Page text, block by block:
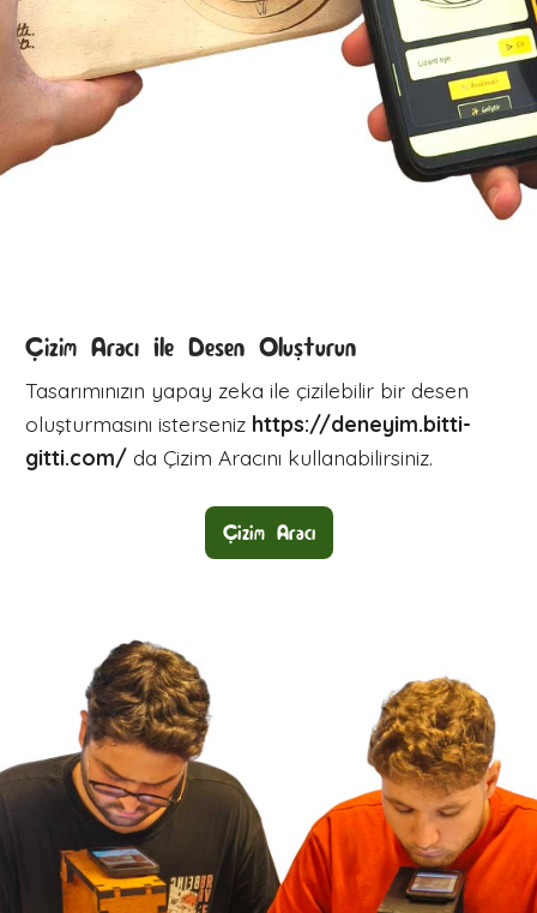
Çizim Aracı İle Desen Oluşturun
Tasarımınızın yapay zeka ile çizilebilir bir desen
oluşturmasını isterseniz https://deneyim.bitti-
gitti.com/ da Çizim Aracını kullanabilirsiniz.
Çizim Aracı